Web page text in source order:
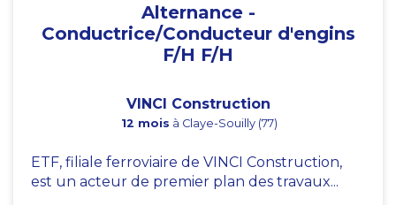
Alternance -
Conductrice/Conducteur d'engins
F/H F/H
VINCI Construction
12 mois à Claye-Souilly (77)
ETF, filiale ferroviaire de VINCI Construction,
est un acteur de premier plan des travaux...